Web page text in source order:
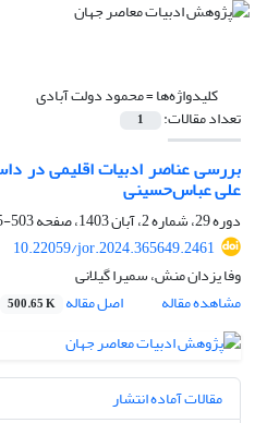
کلیدواژه‌ها =محمود دولت آبادی
تعداد مقالات: 1
بررسی عناصر ادبیات اقلیمی در
علی عباس‌حسینی
دوره 29، شماره 2، آبان 1403، صفحه
503-525
10.22059/jor.2024.365649.2461
وفا یزدان منش، سمیرا گیلانی
مشاهده مقاله
اصل مقاله 500.65 K
مقالات آماده انتشار